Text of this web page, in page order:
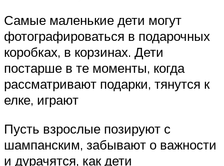
Самые маленькие дети могут
фотографироваться в подарочных
коробках, в корзинах. Дети
постарше в те моменты, когда
рассматривают подарки, тянутся к
елке, играют
Пусть взрослые позируют с
шампанским, забывают о важности
и дурачятся, как дети